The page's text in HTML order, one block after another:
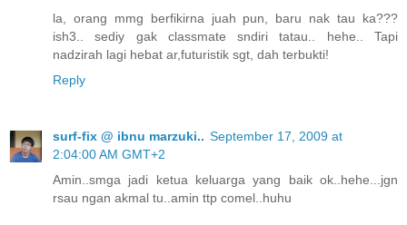
la, orang mmg berfikirna juah pun, baru nak tau ka???
ish3.. sediy gak classmate sndiri tatau.. hehe.. Tapi
nadzirah lagi hebat ar,futuristik sgt, dah terbukti!
Reply
surf-fix @ ibnu marzuki.. September 17, 2009 at
2:04:00 AM GMT+2
Amin..smga jadi ketua keluarga yang baik ok..hehe...jgn
rsau ngan akmal tu..amin ttp comel..huhu